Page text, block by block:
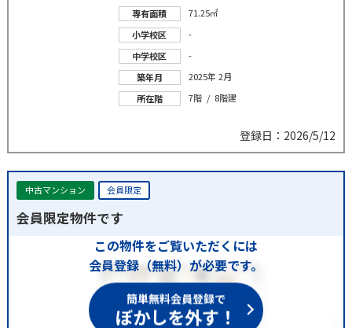
専有面積
71.25㎡
小学校区
-
中学校区
-
築年月
2025年 2月
所在階
7階 / 8階建
登録日：2026/5/12
中古マンション 会員限定
会員限定物件です
この物件をご覧いただくには
会員登録（無料）が必要です。
簡単無料会員登録で
ぼかしを外す！